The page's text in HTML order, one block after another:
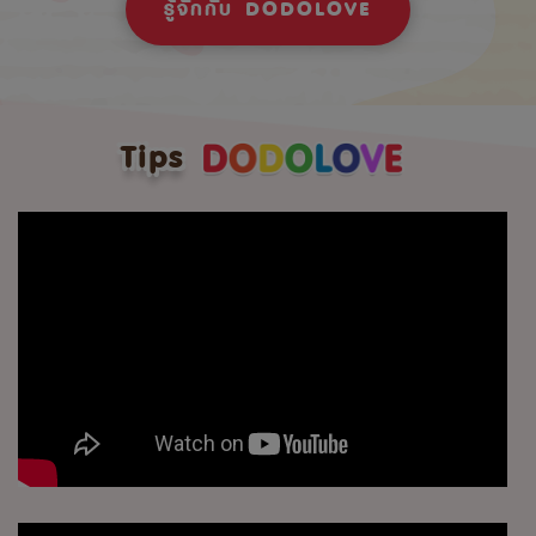
รู้จักกับ DODOLOVE
Tips